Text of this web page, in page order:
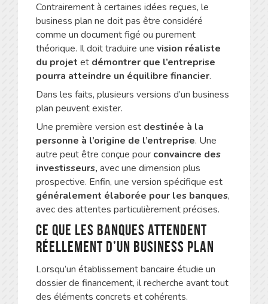
Contrairement à certaines idées reçues, le
business plan ne doit pas être considéré
comme un document figé ou purement
théorique. Il doit traduire une vision réaliste
du projet et démontrer que l’entreprise
pourra atteindre un équilibre financier.
Dans les faits, plusieurs versions d’un business
plan peuvent exister.
Une première version est destinée à la
personne à l’origine de l’entreprise. Une
autre peut être conçue pour convaincre des
investisseurs, avec une dimension plus
prospective. Enfin, une version spécifique est
généralement élaborée pour les banques,
avec des attentes particulièrement précises.
Ce que les banques attendent
réellement d’un business plan
Lorsqu’un établissement bancaire étudie un
dossier de financement, il recherche avant tout
des éléments concrets et cohérents.